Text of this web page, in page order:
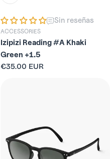
Sin reseñas
ACCESSORIES
Izipizi Reading #A Khaki
Green +1.5
Precio
€35.00 EUR